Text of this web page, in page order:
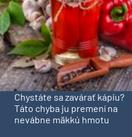
Chystáte sa zavárať kápiu?
Táto chyba ju premení na
nevábne mäkkú hmotu